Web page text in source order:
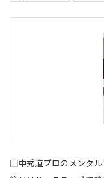
田中秀道プロのメンタ